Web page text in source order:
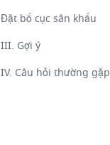
Đặt bố cục sân khấu​
III. Gợi ý ​
IV. Câu hỏi thường gặp ​